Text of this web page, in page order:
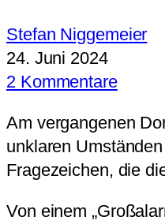
Stefan Niggemeier
24. Juni 2024
2 Kommentare
Am vergangenen
unklaren
Fragezeichen, die
Von einem